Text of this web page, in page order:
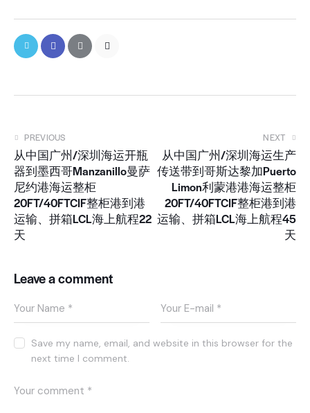
PREVIOUS
从中国广州/深圳海运开瓶
器到墨西哥Manzanillo曼萨
尼约港海运整柜
20FT/40FTCIF整柜港到港
运输、拼箱LCL海上航程22
天
NEXT
从中国广州/深圳海运生产
传送带到哥斯达黎加Puerto
Limon利蒙港港海运整柜
20FT/40FTCIF整柜港到港
运输、拼箱LCL海上航程45
天
Leave a comment
Save my name, email, and website in this browser for the
next time I comment.